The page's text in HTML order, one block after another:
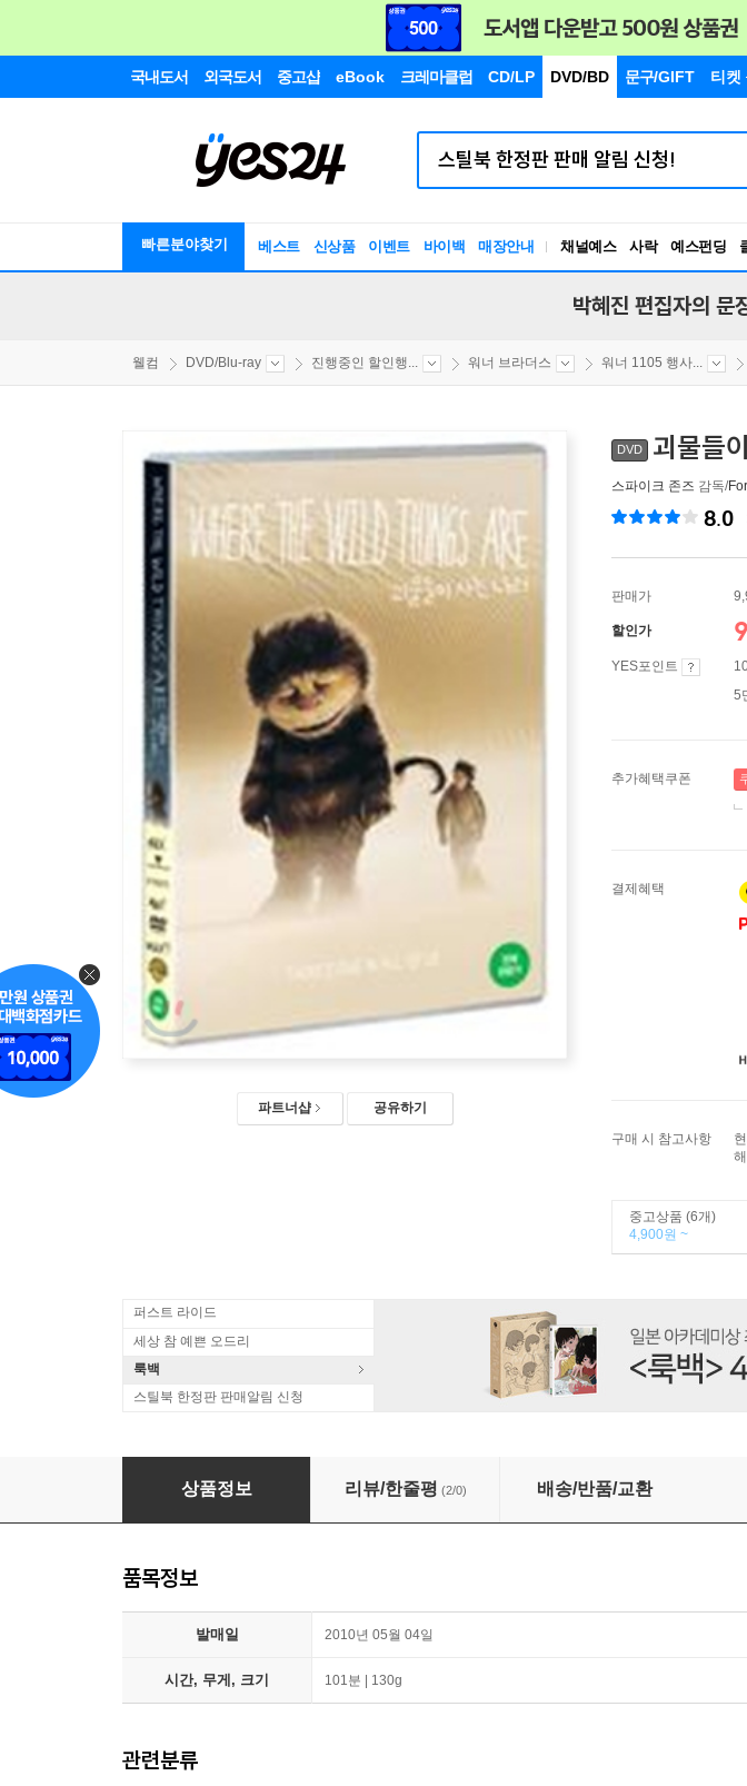
국내도서 외국도서 중고샵 eBook 크레마클럽 CD/LP DVD/BD 문구/GIFT 티켓
빠른분야찾기 베스트 신상품 이벤트 바이백 매장안내 채널예스 사락 예스펀딩
박혜진 편집자의 문
웰컴 DVD/Blu-ray 진행중인 할인행... 워너 브라더스 워너 1105 행사...
파트너샵 공유하기
DVD 괴물들
스파이크 존즈 감독/
8.0
판매가
할인가
YES포인트
5
추가혜택쿠폰
결제혜택
구매 시 참고사항
중고상품 (6개)
4,900원 ~
퍼스트 라이드
세상 참 예쁜 오드리
룩백
스틸북 한정판 판매알림 신청
괴물들이 사는 나라 (일반판)
상품정보 리뷰/한줄평 (2/0) 배송/반품/교환
품목정보
발매일 2010년 05월 04일
시간, 무게, 크기 101분 | 130g
관련분류